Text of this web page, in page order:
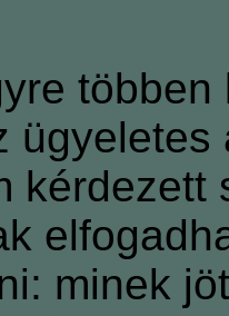
kérdezett
minek